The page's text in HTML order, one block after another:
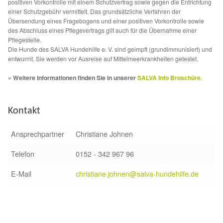
Glückliche Fellnasen
Happy End Stories
Regenbogenbrücke
Aktuelles
SALVA News
Reiseberichte
einer Schutzgebühr vermittelt. Das grundsätzliche Verfahren der
Übersendung eines Fragebogens und einer positiven Vorkontrolle sowie
des Abschluss eines Pflegevertrags gilt auch für die Übernahme einer
Pflegestelle.
Die Hunde des SALVA Hundehilfe e. V. sind geimpft (grundimmunisiert) und
entwurmt. Sie werden vor Ausreise auf Mittelmeerkrankheiten getestet.
» Weitere Informationen finden Sie in unsererSALVA Info Broschüre.
Kontakt
Ansprechpartner
Christiane Johnen
Telefon
0152 - 342 967 96
E-Mail
christiane.johnen@salva-hundehilfe.de